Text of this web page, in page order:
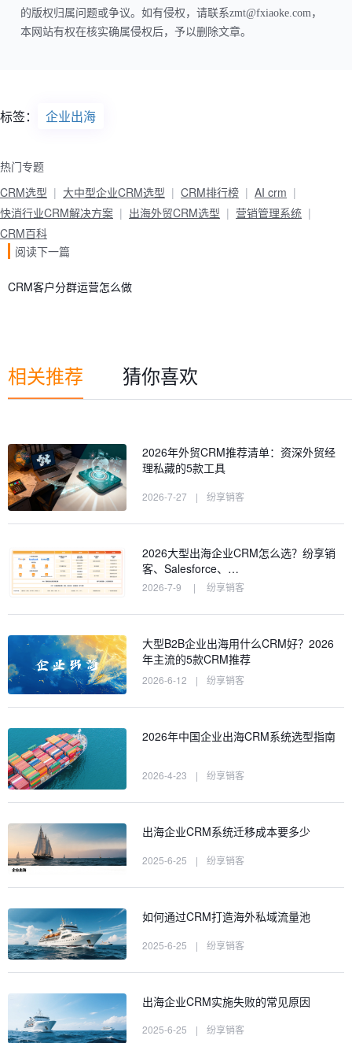
的版权归属问题或争议。如有侵权，请联系zmt@fxiaoke.com，
本网站有权在核实确属侵权后，予以删除文章。
标签： 企业出海
热门专题
CRM选型
大中型企业CRM选型 CRM排行榜
AI crm
快消行业CRM解决方案
出海外贸CRM选型
营销管理系统
CRM百科
阅读下一篇
CRM客户分群运营怎么做
相关推荐 猜你喜欢
2026年外贸CRM推荐清单：资深外贸经
理私藏的5款工具
2026-7-27 | 纷享销客
2026大型出海企业CRM怎么选？纷享销
客、Salesforce、…
2026-7-9 | 纷享销客
大型B2B企业出海用什么CRM好？2026
年主流的5款CRM推荐
2026-6-12 | 纷享销客
2026年中国企业出海CRM系统选型指南
2026-4-23 | 纷享销客
出海企业CRM系统迁移成本要多少
2025-6-25 | 纷享销客
如何通过CRM打造海外私域流量池
2025-6-25 | 纷享销客
出海企业CRM实施失败的常见原因
2025-6-25 | 纷享销客